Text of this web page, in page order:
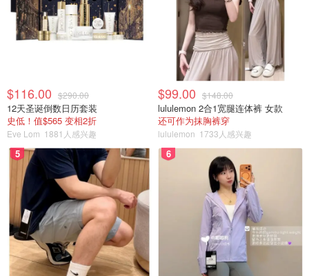
$116.00 $290.00
12天圣诞倒数日历套装
史低！值$565 变相2折
Eve Lom 1881人感兴趣
$99.00 $148.00
lululemon 2合1宽腿连体裤 女款
还可作为抹胸裤穿
lululemon 1733人感兴趣
5 6